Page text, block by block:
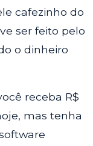
cafezinho do
ser feito pelo
o dinheiro
receba R$
mas tenha